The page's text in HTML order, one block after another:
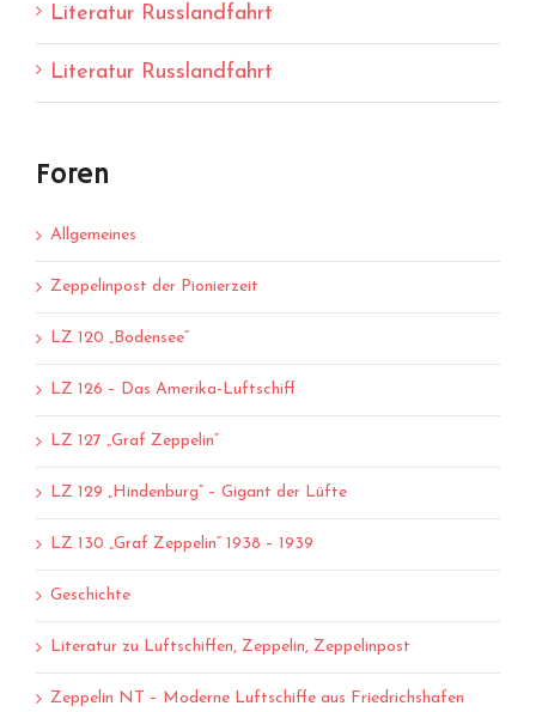
Literatur Russlandfahrt
Literatur Russlandfahrt
Foren
Allgemeines
Zeppelinpost der Pionierzeit
LZ 120 „Bodensee“
LZ 126 – Das Amerika-Luftschiff
LZ 127 „Graf Zeppelin“
LZ 129 „Hindenburg“ – Gigant der Lüfte
LZ 130 „Graf Zeppelin“ 1938 – 1939
Geschichte
Literatur zu Luftschiffen, Zeppelin, Zeppelinpost
Zeppelin NT – Moderne Luftschiffe aus Friedrichshafen